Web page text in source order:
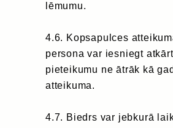
lēmumu.
4.6. Kopsapulces
persona var iesniegt
pieteikumu ne ātrāk kā
atteikuma.
4.7. Biedrs var jebkurā